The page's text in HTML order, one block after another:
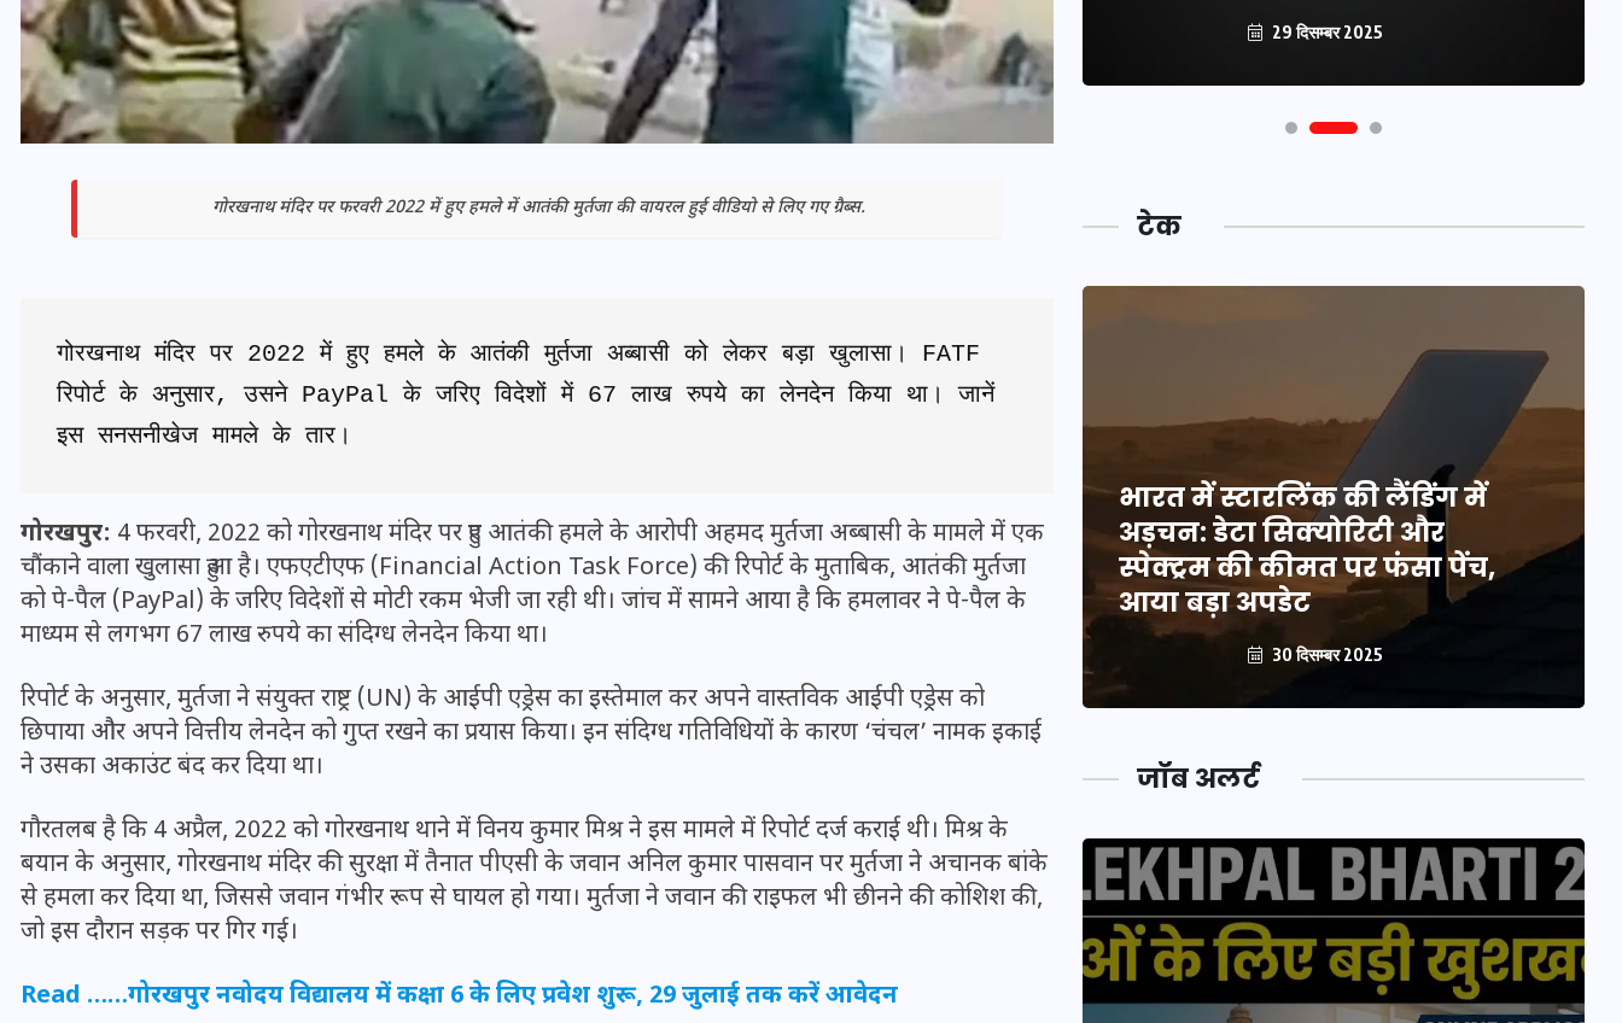
गोरखनाथ मंदिर पर फरवरी 2022 में हुए हमले में आतंकी मुर्तजा की वायरल हुई वीडियो से लिए गए ग्रैब्स.
गोरखनाथ मंदिर पर 2022 में हुए हमले के आतंकी मुर्तजा अब्बासी को लेकर बड़ा खुलासा। FATF
रिपोर्ट के अनुसार, उसने PayPal के जरिए विदेशों में 67 लाख रुपये का लेनदेन किया था। जानें
इस सनसनीखेज मामले के तार।
गोरखपुर: 4 फरवरी, 2022 को गोरखनाथ मंदिर पर हुए आतंकी हमले के आरोपी अहमद मुर्तजा अब्बासी के मामले में एक
चौंकाने वाला खुलासा हुआ है। एफएटीएफ (Financial Action Task Force) की रिपोर्ट के मुताबिक, आतंकी मुर्तजा
को पे-पैल (PayPal) के जरिए विदेशों से मोटी रकम भेजी जा रही थी। जांच में सामने आया है कि हमलावर ने पे-पैल के
माध्यम से लगभग 67 लाख रुपये का संदिग्ध लेनदेन किया था।
रिपोर्ट के अनुसार, मुर्तजा ने संयुक्त राष्ट्र (UN) के आईपी एड्रेस का इस्तेमाल कर अपने वास्तविक आईपी एड्रेस को
छिपाया और अपने वित्तीय लेनदेन को गुप्त रखने का प्रयास किया। इन संदिग्ध गतिविधियों के कारण ‘चंचल’ नामक इकाई
ने उसका अकाउंट बंद कर दिया था।
गौरतलब है कि 4 अप्रैल, 2022 को गोरखनाथ थाने में विनय कुमार मिश्र ने इस मामले में रिपोर्ट दर्ज कराई थी। मिश्र के
बयान के अनुसार, गोरखनाथ मंदिर की सुरक्षा में तैनात पीएसी के जवान अनिल कुमार पासवान पर मुर्तजा ने अचानक बांके
से हमला कर दिया था, जिससे जवान गंभीर रूप से घायल हो गया। मुर्तजा ने जवान की राइफल भी छीनने की कोशिश की,
जो इस दौरान सड़क पर गिर गई।
Read ……गोरखपुर नवोदय विद्यालय में कक्षा 6 के लिए प्रवेश शुरू, 29 जुलाई तक करें आवेदन
29 दिसम्बर 2025 30 दिसम्बर 2025 29 दिसम्बर 2025
टेक
अड़चन: डेटा सिक्योरिटी और
स्पेक्ट्रम की कीमत पर फंसा पेंच,
आया बड़ा अपडेट
अड़चन: डेटा सिक्योरिटी और
स्पेक्ट्रम की कीमत पर फंसा पेंच,
आया बड़ा अपडेट
भारत में स्टारलिंक की लैंडिंग में
अड़चन: डेटा सिक्योरिटी और
स्पेक्ट्रम की कीमत पर फंसा पेंच,
आया बड़ा अपडेट
30 दिसम्बर 2025
जॉब अलर्ट